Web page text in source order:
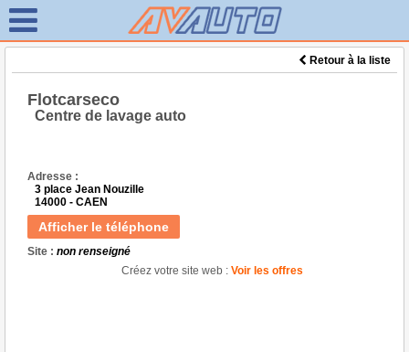
Retour à la liste
Flotcarseco
Centre de lavage auto
Adresse :
3 place Jean Nouzille
14000 - CAEN
Afficher le téléphone
Site : non renseigné
Créez votre site web : Voir les offres